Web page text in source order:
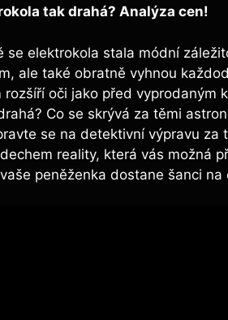
tak drahá? Analýza cen!
se elektrokola stala módní
ale také obratně vyhnou
rozšíří oči jako před vyprodaným
Co se skrývá za těmi
se na detektivní výpravu
reality, která vás možná
peněženka dostane šanci na